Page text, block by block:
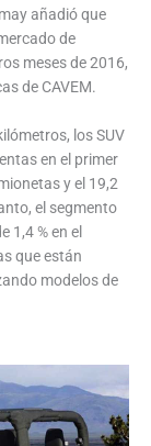
añadió que
de
meses de 2016,
de CAVEM.
los SUV
en el primer
y el 19,2
el segmento
1,4 % en el
que están
modelos de